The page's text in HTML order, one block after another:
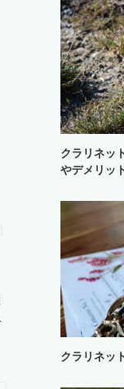
クラリネッ
やデメリッ
クラリネッ